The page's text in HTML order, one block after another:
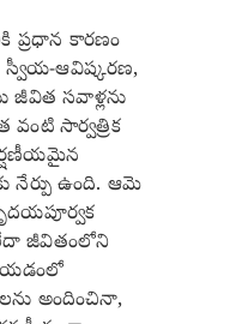
ప్రధాన కారణం
స్వీయ-ఆవిష్కరణ,
జీవిత సవాళ్లను
వంటి సార్వత్రిక
నేర్పు ఉంది. ఆమె
జీవితంలోని
అందించినా,